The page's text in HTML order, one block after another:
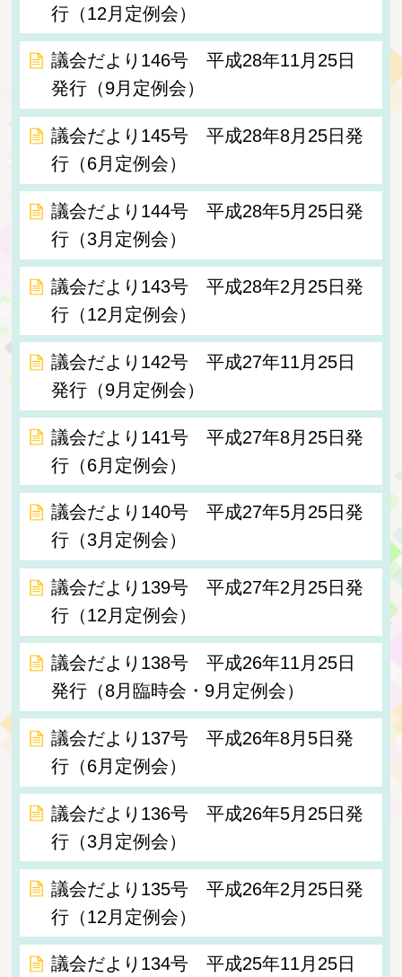
行（12月定例会）
議会だより146号 平成28年11月25日
発行（9月定例会）
議会だより145号 平成28年8月25日発
行（6月定例会）
議会だより144号 平成28年5月25日発
行（3月定例会）
議会だより143号 平成28年2月25日発
行（12月定例会）
議会だより142号 平成27年11月25日
発行（9月定例会）
議会だより141号 平成27年8月25日発
行（6月定例会）
議会だより140号 平成27年5月25日発
行（3月定例会）
議会だより139号 平成27年2月25日発
行（12月定例会）
議会だより138号 平成26年11月25日
発行（8月臨時会・9月定例会）
議会だより137号 平成26年8月5日発
行（6月定例会）
議会だより136号 平成26年5月25日発
行（3月定例会）
議会だより135号 平成26年2月25日発
行（12月定例会）
議会だより134号 平成25年11月25日